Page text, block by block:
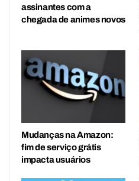
assinantes com a
chegada de animes novos
Mudanças na Amazon:
fim de serviço grátis
impacta usuários